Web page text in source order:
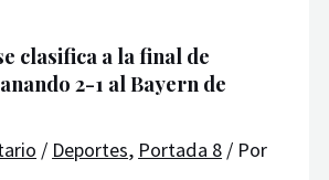
clasifica a la final de
2-1 al Bayern de
/ Deportes, Portada 8 / Por